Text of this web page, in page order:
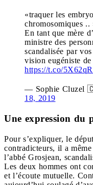
«traquer les
chromosomiques ..
En tant que mère
ministre des
scandalisée par
vision eugéniste
https://t.co/
— Sophie Cluzel
18, 2019
Une expression du
Pour s’expliquer, le
contradicteurs, il a
l’abbé Grosjean,
Les deux hommes ont
et l’écoute mutuelle.